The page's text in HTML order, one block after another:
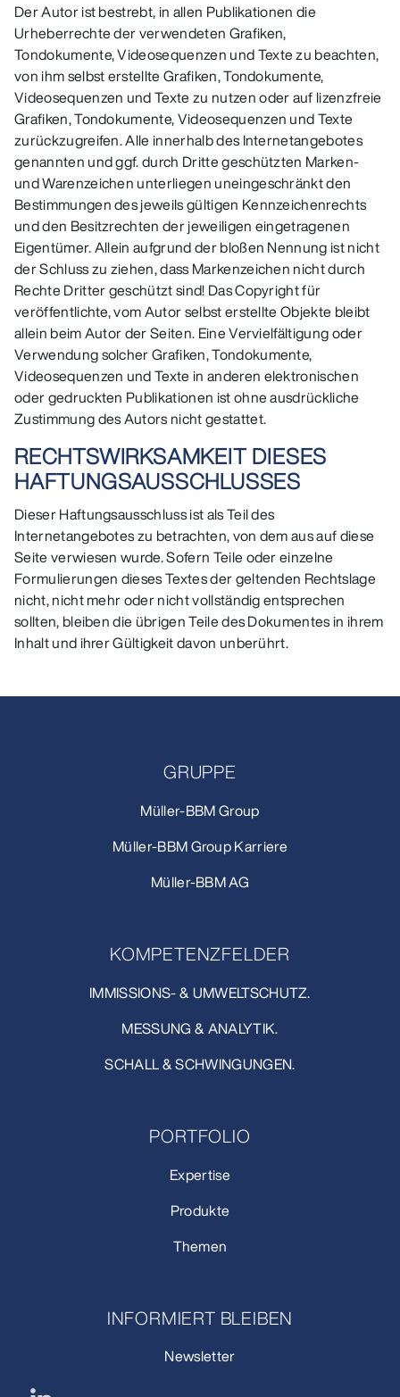
Der Autor ist bestrebt, in allen Publikationen die
Urheberrechte der verwendeten Grafiken,
Tondokumente, Videosequenzen und Texte zu beachten,
von ihm selbst erstellte Grafiken, Tondokumente,
Videosequenzen und Texte zu nutzen oder auf lizenzfreie
Grafiken, Tondokumente, Videosequenzen und Texte
zurückzugreifen. Alle innerhalb des Internetangebotes
genannten und ggf. durch Dritte geschützten Marken-
und Warenzeichen unterliegen uneingeschränkt den
Bestimmungen des jeweils gültigen Kennzeichenrechts
und den Besitzrechten der jeweiligen eingetragenen
Eigentümer. Allein aufgrund der bloßen Nennung ist nicht
der Schluss zu ziehen, dass Markenzeichen nicht durch
Rechte Dritter geschützt sind! Das Copyright für
veröffentlichte, vom Autor selbst erstellte Objekte bleibt
allein beim Autor der Seiten. Eine Vervielfältigung oder
Verwendung solcher Grafiken, Tondokumente,
Videosequenzen und Texte in anderen elektronischen
oder gedruckten Publikationen ist ohne ausdrückliche
Zustimmung des Autors nicht gestattet.
RECHTSWIRKSAMKEIT DIESES
HAFTUNGSAUSSCHLUSSES
Dieser Haftungsausschluss ist als Teil des
Internetangebotes zu betrachten, von dem aus auf diese
Seite verwiesen wurde. Sofern Teile oder einzelne
Formulierungen dieses Textes der geltenden Rechtslage
nicht, nicht mehr oder nicht vollständig entsprechen
sollten, bleiben die übrigen Teile des Dokumentes in ihrem
Inhalt und ihrer Gültigkeit davon unberührt.
GRUPPE
Müller-BBM Group
Müller-BBM Group Karriere
Müller-BBM AG
KOMPETENZFELDER
IMMISSIONS- & UMWELTSCHUTZ.
MESSUNG & ANALYTIK.
SCHALL & SCHWINGUNGEN.
PORTFOLIO
Expertise
Produkte
Themen
INFORMIERT BLEIBEN
Newsletter